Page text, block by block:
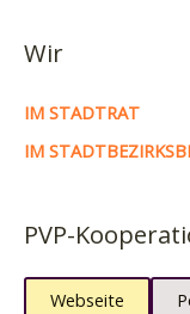
Wir
IM STADTRAT
IM
PVP-
Webseite